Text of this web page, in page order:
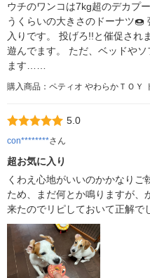
ウチのワンコは7kg超のデカプ
うくらいの大きさのドーナツ🍩
入りです。 投げろ!!と催促され
遊んでます。 ただ、ベッドや
ます……
購入商品：ペティオ やわらかＴＯＹ
5.0
con********さん
超お気に入り
くわえ心地がいいのかかなり
ため、まだ何とか鳴りますが、
来たのでリピしておいて正解で